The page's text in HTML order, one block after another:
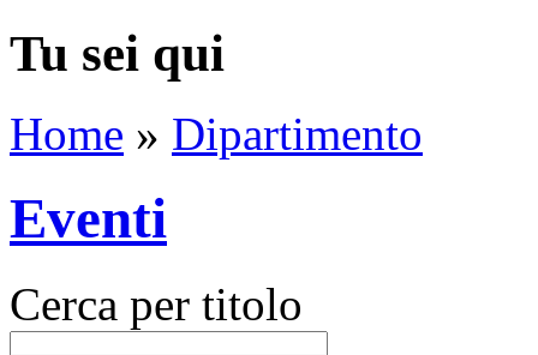
Tu sei qui
Home » Dipartimento
Eventi
Cerca per titolo